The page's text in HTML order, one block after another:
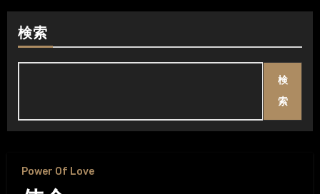
検索
検
索
Power Of Love